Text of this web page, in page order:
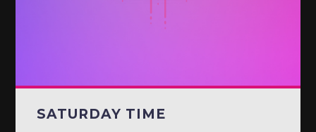
SATURDAY TIME